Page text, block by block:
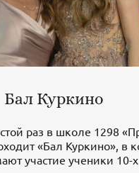
Бал Куркино
раз в школе 1298
«Бал Куркино», в
участие ученики 10-х...